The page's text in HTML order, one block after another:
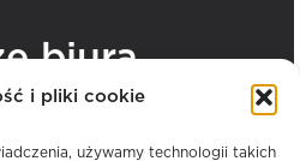
i pliki cookie
używamy technologii takich
biura.